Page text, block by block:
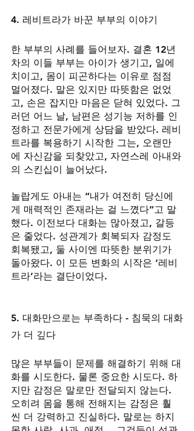
4. 레비트라가 바꾼 부부의 이야기
한 부부의 사례를 들어보자. 결혼 12년
차의 이들 부부는 아이가 생기고, 일에
치이고, 몸이 피곤하다는 이유로 점점
멀어졌다. 말은 있지만 따뜻함은 없었
고, 손은 잡지만 마음은 닫혀 있었다. 그
러던 어느 날, 남편은 성기능 저하를 인
정하고 전문가에게 상담을 받았다. 레비
트라를 복용하기 시작한 그는, 오랜만
에 자신감을 되찾았고, 자연스레 아내와
의 스킨십이 늘어났다.
놀랍게도 아내는 “내가 여전히 당신에
게 매력적인 존재라는 걸 느꼈다”고 말
했다. 이전보다 대화는 많아졌고, 갈등
은 줄었다. 성관계가 회복되자 감정도
회복됐고, 둘 사이엔 따뜻한 분위기가
돌아왔다. 이 모든 변화의 시작은 ‘레비
트라’라는 결단이었다.
5. 대화만으로는 부족하다 - 침묵의 대화
가 더 깊다
많은 부부들이 문제를 해결하기 위해 대
화를 시도한다. 물론 중요한 시도다. 하
지만 감정은 말로만 전달되지 않는다.
오히려 몸을 통해 전해지는 감정은 훨
씬 더 강력하고 진실하다. 말로는 하지